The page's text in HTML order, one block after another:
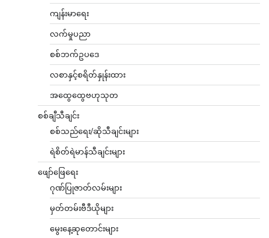
ကျန်းမာရေး
လက်မှုပညာ
စစ်ဘက်ဥပဒေ
လစာနှင့်စရိတ်နှုန်းထား
အထွေထွေဗဟုသုတ
စစ်ချီသီချင်း
စစ်သည်ရေး/ဆိုသီချင်းများ
ရဲစိတ်ရဲမာန်သီချင်းများ
ဖျော်ဖြေရေး
ဂုဏ်ပြုဇာတ်လမ်းများ
မှတ်တမ်းဗီဒီယိုများ
မွေးနေ့ဆုတောင်းများ